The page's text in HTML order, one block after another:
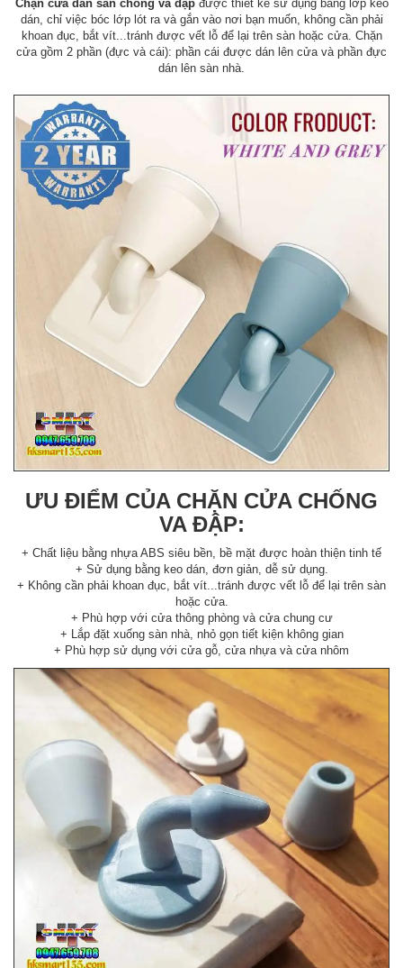
Chặn cửa dán sàn chống va đậpđược thiết kế sử dụng bằng lớp keo
dán, chỉ việc bóc lớp lót ra và gắn vào nơi bạn muốn, không cần phải
khoan đục, bắt vít...tránh được vết lỗ để lại trên sàn hoặc cửa. Chặn
cửa gồm 2 phần (đực và cái): phần cái được dán lên cửa và phần đực
dán lên sàn nhà.
ƯU ĐIỂM CỦA CHẶN CỬA CHỐNG
VA ĐẬP:
+ Chất liệu bằng nhựa ABS siêu bền, bề mặt được hoàn thiện tinh tế
+ Sử dụng bằng keo dán, đơn giản, dễ sử dụng.
+ Không cần phải khoan đục, bắt vít...tránh được vết lỗ để lại trên sàn
hoặc cửa.
+ Phù hợp với cửa thông phòng và cửa chung cư
+ Lắp đặt xuống sàn nhà, nhỏ gọn tiết kiện không gian
+ Phù hợp sử dụng với cửa gỗ, cửa nhựa và cửa nhôm